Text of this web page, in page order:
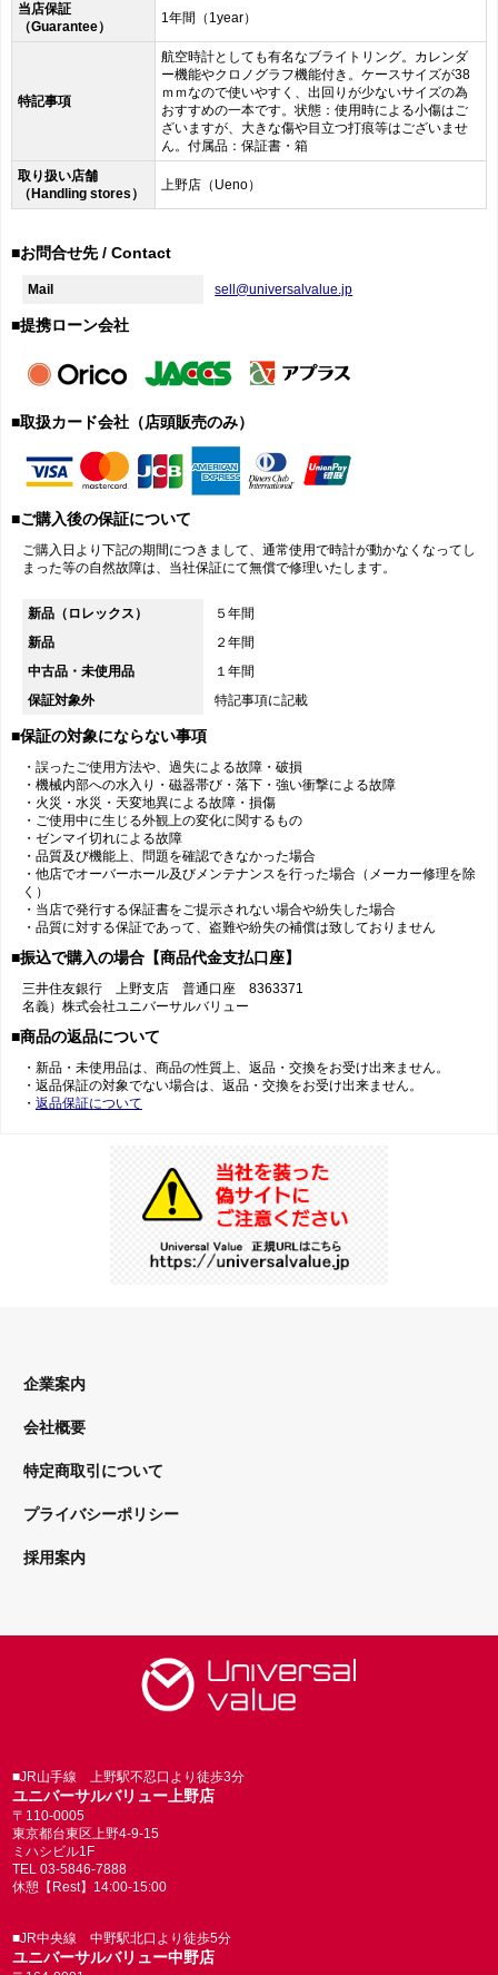
当店保証
（Guarantee）
1年間（1year）
特記事項
航空時計としても有名なブライトリング。カレンダ
ー機能やクロノグラフ機能付き。ケースサイズが38
ｍｍなので使いやすく、出回りが少ないサイズの為
おすすめの一本です。状態：使用時による小傷はご
ざいますが、大きな傷や目立つ打痕等はございませ
ん。付属品：保証書・箱
取り扱い店舗
（Handling stores）
上野店（Ueno）
■お問合せ先 / Contact
Mail sell@universalvalue.jp
■提携ローン会社
■取扱カード会社（店頭販売のみ）
■ご購入後の保証について
ご購入日より下記の期間につきまして、通常使用で時計が動かなくなってし
まった等の自然故障は、当社保証にて無償で修理いたします。
新品（ロレックス）
５年間
新品
２年間
中古品・未使用品
１年間
保証対象外
特記事項に記載
■保証の対象にならない事項
・誤ったご使用方法や、過失による故障・破損
・機械内部への水入り・磁器帯び・落下・強い衝撃による故障
・火災・水災・天変地異による故障・損傷
・ご使用中に生じる外観上の変化に関するもの
・ゼンマイ切れによる故障
・品質及び機能上、問題を確認できなかった場合
・他店でオーバーホール及びメンテナンスを行った場合（メーカー修理を除
く）
・当店で発行する保証書をご提示されない場合や紛失した場合
・品質に対する保証であって、盗難や紛失の補償は致しておりません
■振込で購入の場合【商品代金支払口座】
三井住友銀行 上野支店 普通口座 8363371
名義）株式会社ユニバーサルバリュー
■商品の返品について
・新品・未使用品は、商品の性質上、返品・交換をお受け出来ません。
・返品保証の対象でない場合は、返品・交換をお受け出来ません。
・ 返品保証について
企業案内
会社概要
特定商取引について
プライバシーポリシー
採用案内
■JR山手線 上野駅不忍口より徒歩3分
ユニバーサルバリュー上野店
〒110-0005
東京都台東区上野4-9-15
ミハシビル1F
TEL 03-5846-7888
休憩【Rest】14:00-15:00
■JR中央線 中野駅北口より徒歩5分
ユニバーサルバリュー中野店